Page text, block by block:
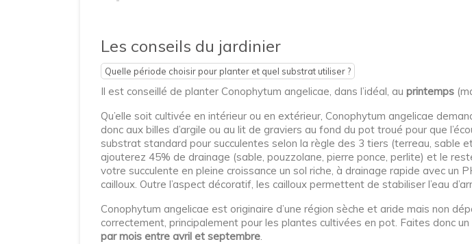
Les conseils du jardinier
Quelle période choisir pour planter et quel substrat utiliser ?
Il est conseillé de planter Conophytum angelicae, dans l’idéal, au printemps
Qu’elle soit cultivée en intérieur ou en extérieur, Conophytum angelicae
donc aux billes d’argile ou au lit de graviers au fond du pot troué pour que
substrat standard pour succulentes selon la règle des 3 tiers (terreau, sable
ajouterez 45% de drainage (sable, pouzzolane, pierre ponce, perlite) et le
votre succulente en pleine croissance un sol riche, à drainage rapide avec
cailloux. Outre l’aspect décoratif, les cailloux permettent de stabiliser l’eau
Conophytum angelicae est originaire d’une région sèche et aride mais non
correctement, principalement pour les plantes cultivées en pot. Faites donc
par mois entre avril et septembre.